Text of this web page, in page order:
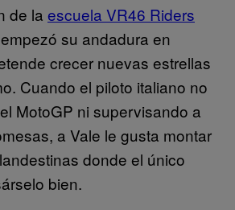
de la escuela VR46 Riders
su andadura en
crecer nuevas estrellas
Cuando el piloto italiano no
MotoGP ni supervisando a
a Vale le gusta montar
donde el único
bien.